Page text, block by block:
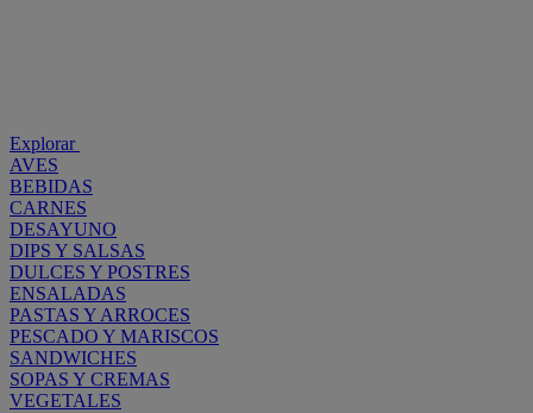
Explorar
AVES
BEBIDAS
CARNES
DESAYUNO
DIPS Y SALSAS
DULCES Y POSTRES
ENSALADAS
PASTAS Y ARROCES
PESCADO Y MARISCOS
SANDWICHES
SOPAS Y CREMAS
VEGETALES